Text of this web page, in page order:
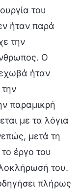
του
ήταν παρά
την
Ο
ήταν
παραμικρή
με τα λόγια
μετά τη
έργο του
του.
πλήρως